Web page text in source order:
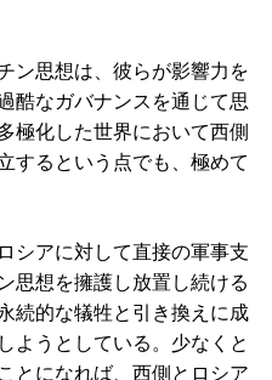
ン思想は、彼らが影響力を
酷なガバナンスを通じて思
極化した世界において西側
するという点でも、極めて
シアに対して直接の軍事支
思想を擁護し放置し続ける
続的な犠牲と引き換えに成
ようとしている。少なくと
とになれば、西側とロシア